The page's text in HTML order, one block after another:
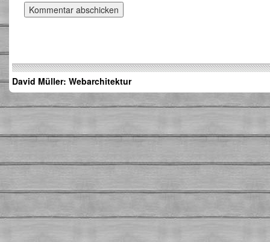
David Müller: Webarchitektur